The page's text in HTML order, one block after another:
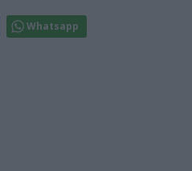
Whatsapp